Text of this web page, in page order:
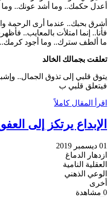
أعدل حكمك.. وما أشد عونك.. وما
أشرق بحبك.. عندما أرى
فأنا.. إنما امتلأت بالمعايب..
ما ألطف سترك.. وما أجود كرمك..
تعلقت بجمالك الخالد
يتوق قلبي إلى تذوق الجمال..
فيتعلق قلبي ب
اقرأ المقال كاملاً
الإبداع يرتكز إلى
01 ديسمبر 2019
ازدهار الدماغ
العقلية النامية
الوعي الذهني
أخرى
0 مشاهدة